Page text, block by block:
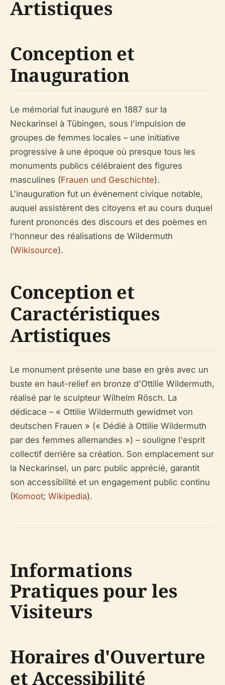
Artistiques
Conception et
Inauguration
Le mémorial fut inauguré en 1887 sur la
Neckarinsel à Tübingen, sous l'impulsion de
groupes de femmes locales – une initiative
progressive à une époque où presque tous les
monuments publics célébraient des figures
masculines (Frauen und Geschichte).
L'inauguration fut un événement civique notable,
auquel assistèrent des citoyens et au cours duquel
furent prononcés des discours et des poèmes en
l'honneur des réalisations de Wildermuth
(Wikisource).
Conception et
Caractéristiques
Artistiques
Le monument présente une base en grès avec un
buste en haut-relief en bronze d'Ottilie Wildermuth,
réalisé par le sculpteur Wilhelm Rösch. La
dédicace – « Ottilie Wildermuth gewidmet von
deutschen Frauen » (« Dédié à Ottilie Wildermuth
par des femmes allemandes ») – souligne l'esprit
collectif derrière sa création. Son emplacement sur
la Neckarinsel, un parc public apprécié, garantit
son accessibilité et un engagement public continu
(Komoot; Wikipedia).
Informations
Pratiques pour les
Visiteurs
Horaires d'Ouverture
et Accessibilité